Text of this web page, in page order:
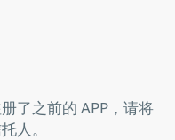
了之前的 APP，请将
人。